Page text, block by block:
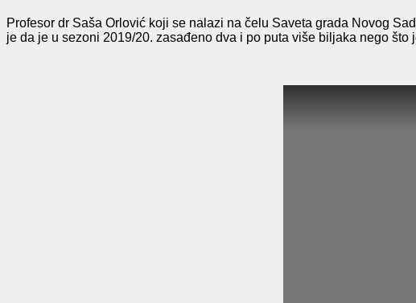
Profesor dr Saša Orlović koji se nalazi na čelu Saveta grada Novog
je da je u sezoni 2019/20. zasađeno dva i po puta više biljaka nego što